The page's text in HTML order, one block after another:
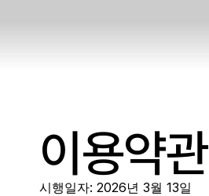
이용약관
시행일자: 2026년 3월 13일